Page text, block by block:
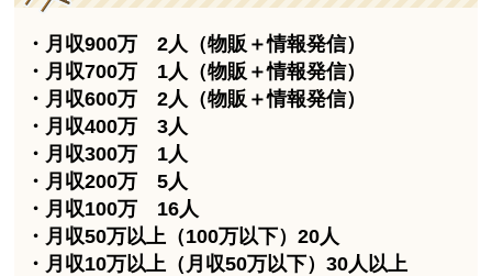
・月収900万 2人（物販＋情報発信）
・月収700万 1人（物販＋情報発信）
・月収600万 2人（物販＋情報発信）
・月収400万 3人
・月収300万 1人
・月収200万 5人
・月収100万 16人
・月収50万以上（100万以下）20人
・月収10万以上（月収50万以下）30人以上